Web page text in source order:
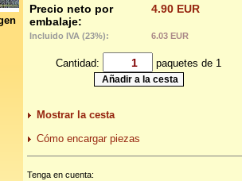
Precio neto por
embalaje:
4.90 EUR
Incluido IVA (23%): 6.03 EUR
Cantidad: paquetes de 1
Mostrar la cesta
Cómo encargar piezas
Tenga en cuenta: